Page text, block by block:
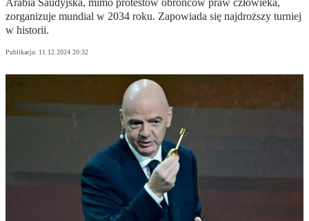
Arabia Saudyjska, mimo protestów obrońców praw człowieka,
zorganizuje mundial w 2034 roku. Zapowiada się najdroższy turniej
w historii.
Publikacja: 11.12.2024 20:32